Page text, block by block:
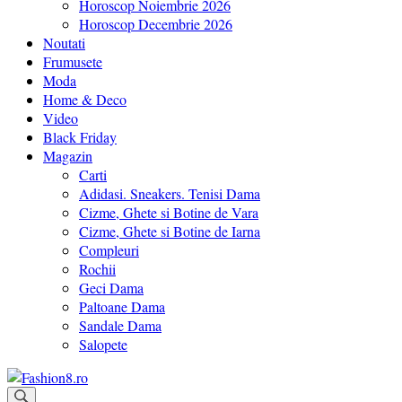
Horoscop Noiembrie 2026
Horoscop Decembrie 2026
Noutati
Frumusete
Moda
Home & Deco
Video
Black Friday
Magazin
Carti
Adidasi. Sneakers. Tenisi Dama
Cizme, Ghete si Botine de Vara
Cizme, Ghete si Botine de Iarna
Compleuri
Rochii
Geci Dama
Paltoane Dama
Sandale Dama
Salopete